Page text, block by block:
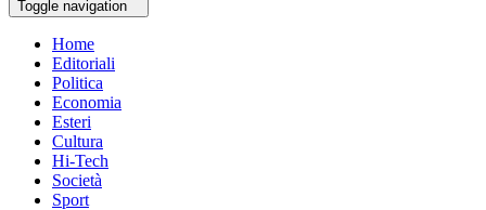
Toggle navigation
Home
Editoriali
Politica
Economia
Esteri
Cultura
Hi-Tech
Società
Sport